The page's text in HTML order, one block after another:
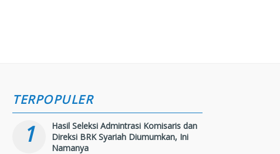
TERPOPULER
1
Hasil Seleksi Admintrasi Komisaris dan
Direksi BRK Syariah Diumumkan, Ini
Namanya